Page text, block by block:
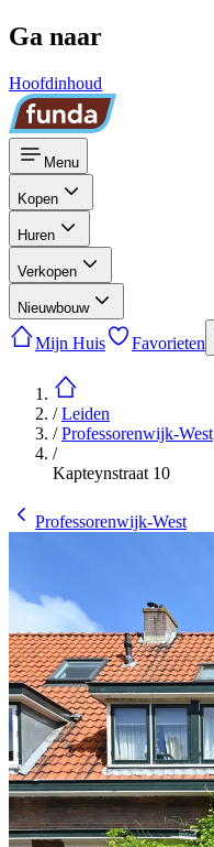
Ga naar
Hoofdinhoud
Menu
Kopen
Huren
Verkopen
Nieuwbouw
Mijn Huis Favorieten
/Leiden
/Professorenwijk-West
/
Kapteynstraat 10
Professorenwijk-West